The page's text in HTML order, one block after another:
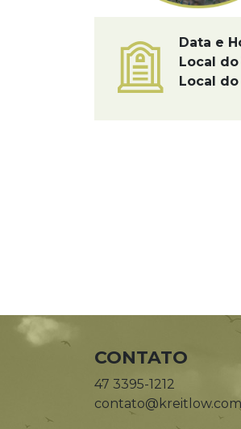
Data e
Local
Local
CONTATO
47 3395-1212